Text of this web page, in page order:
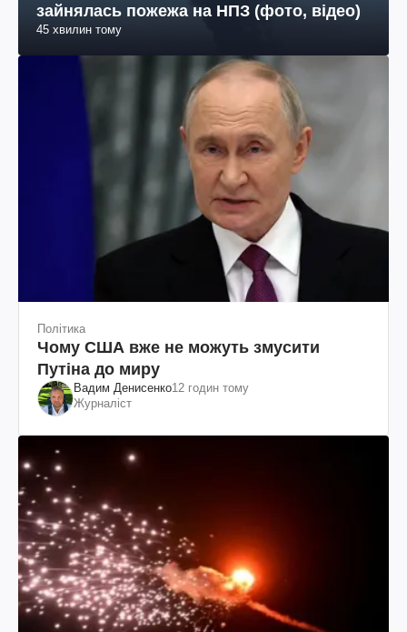
зайнялась пожежа на НПЗ (фото, відео)
45 хвилин тому
Політика
Чому США вже не можуть змусити
Путіна до миру
Вадим Денисенко12 годин тому
Журналіст